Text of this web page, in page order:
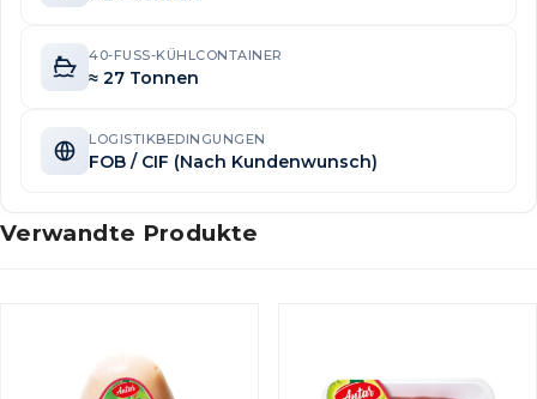
40-FUSS-KÜHLCONTAINER
≈ 27 Tonnen
LOGISTIKBEDINGUNGEN
FOB / CIF (Nach Kundenwunsch)
Verwandte Produkte